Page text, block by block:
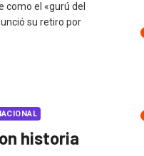
como el «gurú del
su retiro por
historia